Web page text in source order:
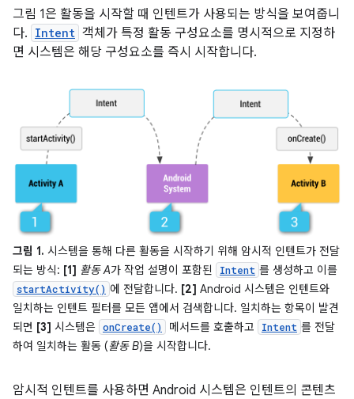
그림 1은 활동을 시작할 때 인텐트가 사용되는 방식을 보여줍니
다. Intent 객체가 특정 활동 구성요소를 명시적으로 지정하
면 시스템은 해당 구성요소를 즉시 시작합니다.
그림 1. 시스템을 통해 다른 활동을 시작하기 위해 암시적 인텐트가 전달
되는 방식: [1] 활동 A가 작업 설명이 포함된 Intent 를 생성하고 이를
startActivity() 에 전달합니다. [2] Android 시스템은 인텐트와
일치하는 인텐트 필터를 모든 앱에서 검색합니다. 일치하는 항목이 발견
되면 [3] 시스템은 onCreate() 메서드를 호출하고 Intent 를 전달
하여 일치하는 활동 (활동 B)을 시작합니다.
암시적 인텐트를 사용하면 Android 시스템은 인텐트의 콘텐츠